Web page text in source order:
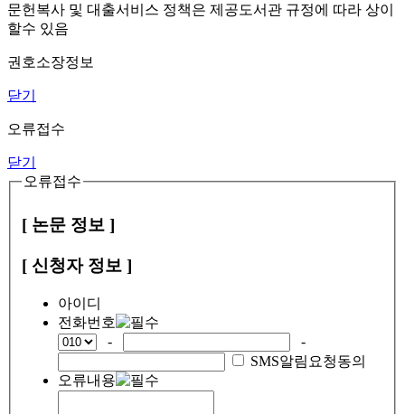
문헌복사 및 대출서비스 정책은 제공도서관 규정에 따라 상이
할수 있음
권호소장정보
닫기
오류접수
닫기
오류접수
[ 논문 정보 ]
[ 신청자 정보 ]
아이디
전화번호
-
-
SMS알림요청동의
오류내용